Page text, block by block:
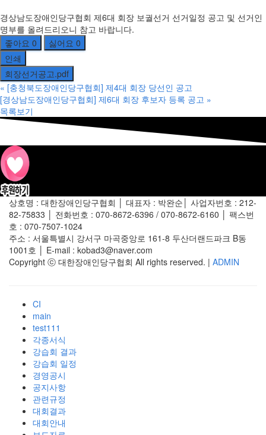
경상남도장애인당구협회 제6대 회장 보궐선거 선거일정 공고 및 선거인
명부를 올려드리오니 참고 바랍니다.
좋아요 0 싫어요 0
인쇄
회장선거공고.pdf
« [충청북도장애인당구협회] 제4대 회장 당선인 공고
[경상남도장애인당구협회] 제6대 회장 후보자 등록 공고 »
목록보기
상호명 : 대한장애인당구협회 │ 대표자 : 박완순│ 사업자번호 : 212-
82-75833 │ 전화번호 : 070-8672-6396 / 070-8672-6160 │ 팩스번
호 : 070-7507-1024
주소 : 서울특별시 강서구 마곡중앙로 161-8 두산더랜드파크 B동
1001호 │ E-mail : kobad3@naver.com
Copyright ⓒ 대한장애인당구협회 All rights reserved. | ADMIN
CI
main
test111
각종서식
강습회 결과
강습회 일정
경영공시
공지사항
관련규정
대회결과
대회안내